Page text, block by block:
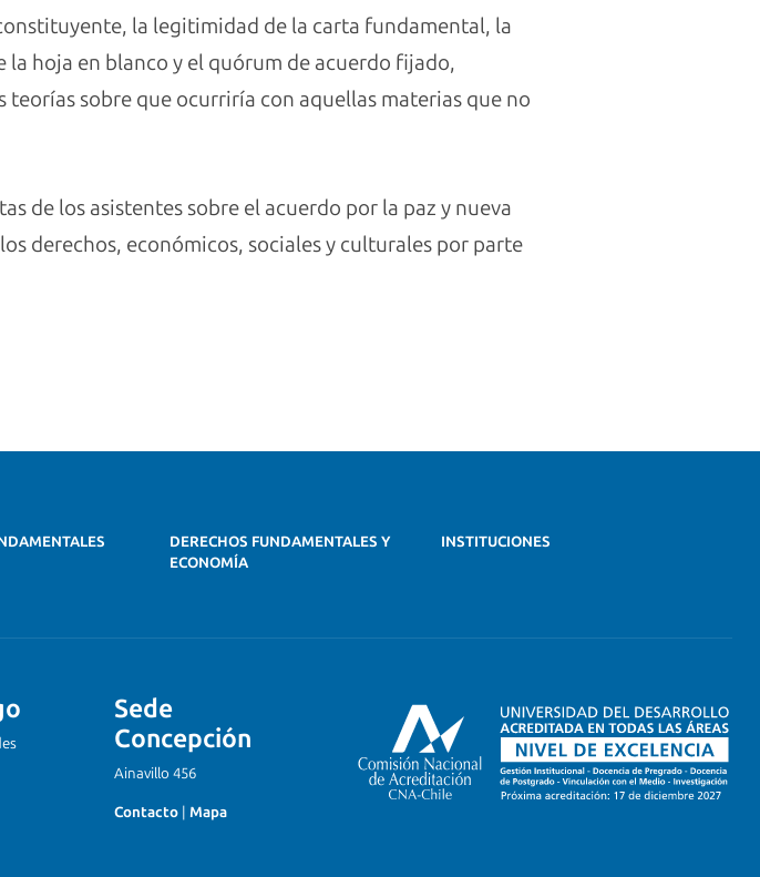
la legitimidad de la carta fundamental, la
hoja en blanco y el quórum de acuerdo fijado,
sobre que ocurriría con aquellas materias que no
de los asistentes sobre el acuerdo por la paz y nueva
derechos, económicos, sociales y culturales por parte
DERECHOS FUNDAMENTALES Y
ECONOMÍA
INSTITUCIONES
Sede
Concepción
Ainavillo 456
Contacto Mapa